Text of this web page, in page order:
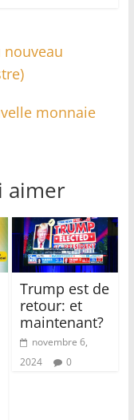
nouveau
monnaie
aimer
Trump est de
retour: et
maintenant?
novembre 6,
2024
0